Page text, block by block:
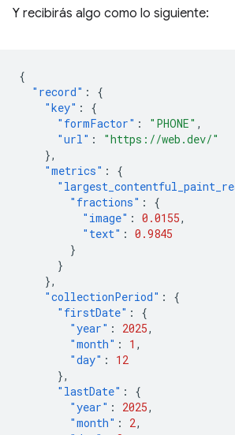
Y recibirás algo como lo siguiente:
{
"record" :
{
"key" :
{
"formFactor" : "PHONE" ,
"url" :
"https://web.dev/"
},
"metrics" :
{
"fractions" :
{
"image" : 0.0155,
"text" : 0.9845
}
}
},
"collectionPeriod" :
{
"firstDate" :
{
"year" : 2025,
"month" : 1 ,
"day" :
12
},
"lastDate" :
{
"year" : 2025,
"month" : 2,